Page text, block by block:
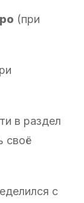
(при
в раздел
своё
с